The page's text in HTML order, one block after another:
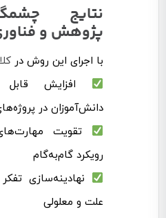
نتایج
پژوهش و
با اجرای این روش در
افزایش
دانش‌آموزان در
تقویت
رویکرد گام‌به‌گام
نهادینه‌سازی
علت و معلولی